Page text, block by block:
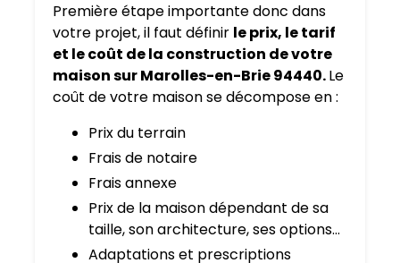
Première étape importante donc dans
votre projet, il faut définir le prix, le tarif
et le coût de la construction de votre
maison sur Marolles-en-Brie 94440.Le
coût de votre maison se décompose en :
Prix du terrain
Frais de notaire
Frais annexe
Prix de la maison dépendant de sa
taille, son architecture, ses options…
Adaptations et prescriptions